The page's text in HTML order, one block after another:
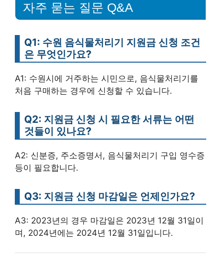
자주 묻는 질문 Q&A
Q1: 수원 음식물처리기 지원금 신청 조건
은 무엇인가요?
A1: 수원시에 거주하는 시민으로, 음식물처리기를
처음 구매하는 경우에 신청할 수 있습니다.
Q2: 지원금 신청 시 필요한 서류는 어떤
것들이 있나요?
A2: 신분증, 주소증명서, 음식물처리기 구입 영수증
등이 필요합니다.
Q3: 지원금 신청 마감일은 언제인가요?
A3: 2023년의 경우 마감일은 2023년 12월 31일이
며, 2024년에는 2024년 12월 31일입니다.